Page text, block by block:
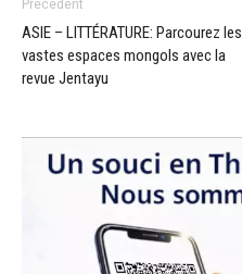
Précédent
ASIE – LITTÉRATURE: Parcourez les
vastes espaces mongols avec la
revue Jentayu